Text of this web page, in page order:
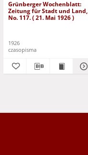
Grünberger Wochenblatt:
Zeitung für Stadt und Land,
No. 117. ( 21. Mai 1926 )
1926
czasopisma